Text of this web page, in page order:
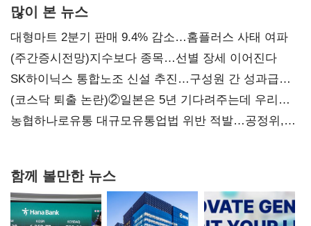
많이 본 뉴스
대형마트 2분기 판매 9.4% 감소…홈플러스 사태 여파
(주간증시전망)지수보다 종목…선별 장세 이어진다
SK하이닉스 통합노조 신설 추진…구성원 간 성과급
불만 확산
(코스닥 퇴출 논란)②일본은 5년 기다려주는데 우리는
당장 퇴출?…시간만으론 부족한 코스닥 구하기
농협하나로유통 대규모유통업법 위반 적발…공정위,
함께 볼만한 뉴스